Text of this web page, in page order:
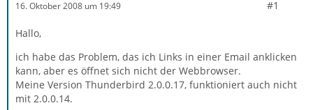
16. Oktober 2008 um 19:49 #1
Hallo,
ich habe das Problem, das ich Links in einer Email anklicken
kann, aber es öffnet sich nicht der Webbrowser.
Meine Version Thunderbird 2.0.0.17, funktioniert auch nicht
mit 2.0.0.14.